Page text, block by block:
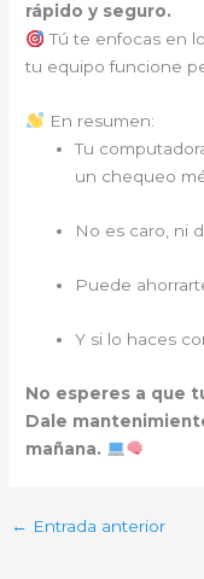
rápido y seguro.
Tú te enfocas en
tu equipo funcione
En resumen:
Tu
un chequeo
No es caro, ni
Puede
Y si lo haces
No esperes a que
Dale
mañana.
← Entrada anterior